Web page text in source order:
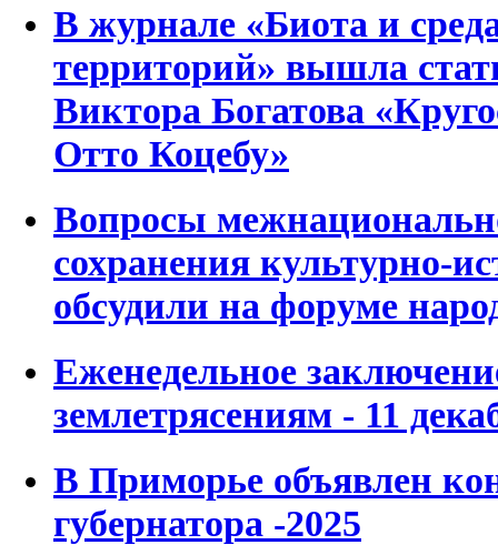
В журнале «Биота и
территорий» вышла
Виктора Богатова
Отто Коцебу»
Вопросы
сохранения культурно-
обсудили на форуме
Еженедельное
землетрясениям - 11
В Приморье объявлен
губернатора -2025